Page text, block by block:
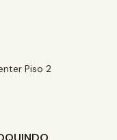
Piso 2